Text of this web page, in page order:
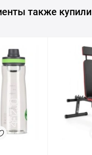
также купили